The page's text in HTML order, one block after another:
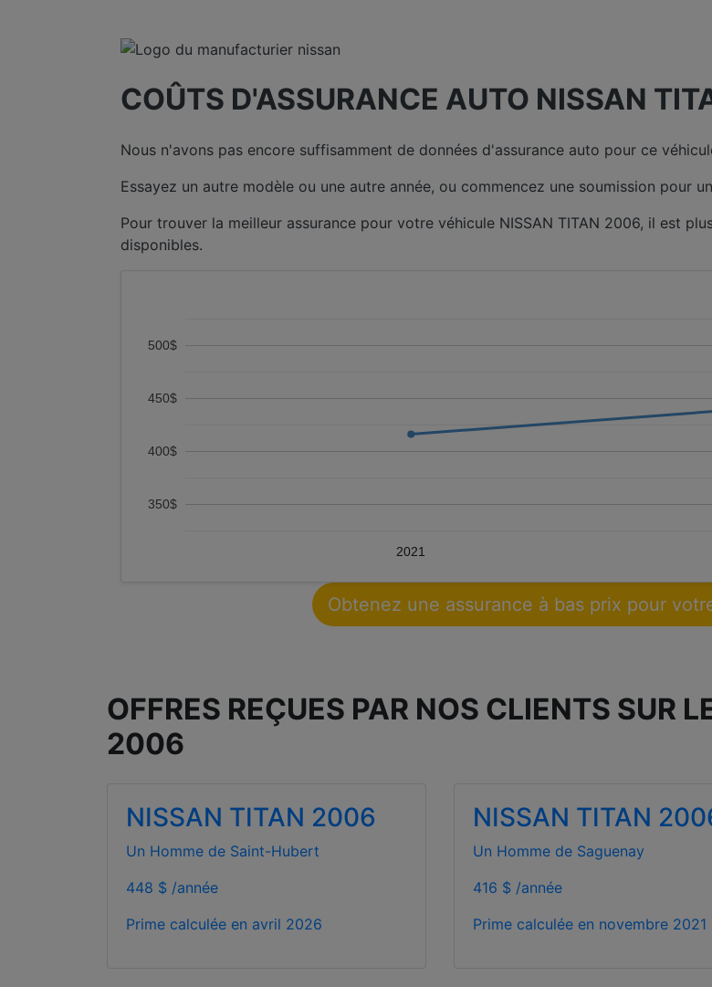
COÛTS D'ASSURANCE AUTO NISSAN
Nous n'avons pas encore suffisamment de données d'assurance auto pour ce
Essayez un autre modèle ou une autre année, ou commencez une soumission pour
Pour trouver la meilleur assurance pour votre véhicule NISSAN TITAN 2006, il est
disponibles.
2021
350$
400$
450$
500$
Obtenez une assurance à bas prix pour
OFFRES REÇUES PAR NOS CLIENTS SUR
2006
NISSAN TITAN 2006
Un Homme de Saint-Hubert
448 $ /année
Prime calculée en avril 2026
NISSAN TITAN
Un Homme de Saguenay
416 $ /année
Prime calculée en novembre 2021